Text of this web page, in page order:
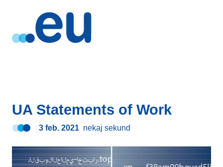
UA Statements of Work
3 feb. 2021 nekaj sekund